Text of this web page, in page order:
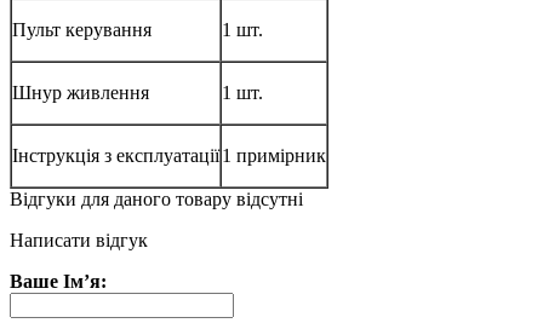
Пульт керування 1 шт.
Шнур живлення 1 шт.
Інструкція з експлуатації1 примірник
Відгуки для даного товару відсутні
Написати відгук
Ваше Ім’я: